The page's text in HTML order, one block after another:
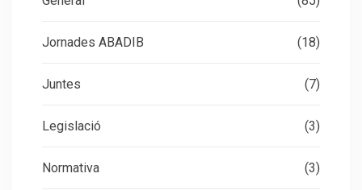
Jornades ABADIB (18)
Juntes (7)
Legislació (3)
Normativa (3)